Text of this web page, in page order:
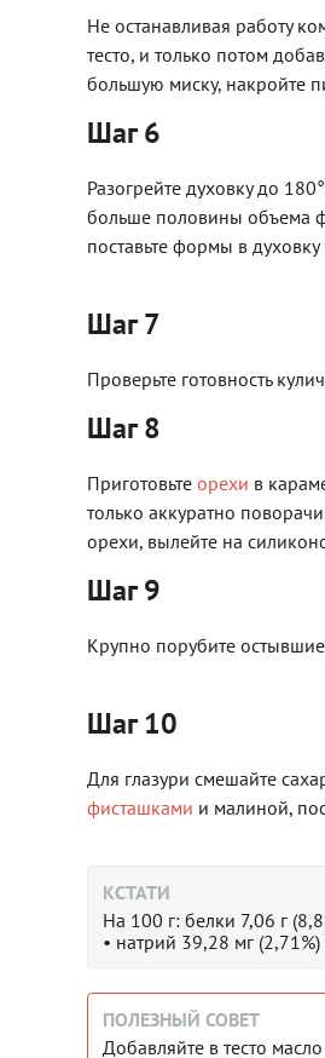
Не останавливая работу
тесто, и только потом
большую миску, накройте
Шаг 6
Разогрейте духовку до
больше половины объема
поставьте формы в
Шаг 7
Проверьте готовность
Шаг 8
Приготовьте орехи в
только аккуратно
орехи, вылейте на
Шаг 9
Крупно порубите
Шаг 10
Для глазури смешайте
фисташками и малиной,
КСТАТИ
На 100 г: белки 7,06 г
• натрий 39,28 мг
ПОЛЕЗНЫЙ СОВЕТ
Добавляйте в тесто